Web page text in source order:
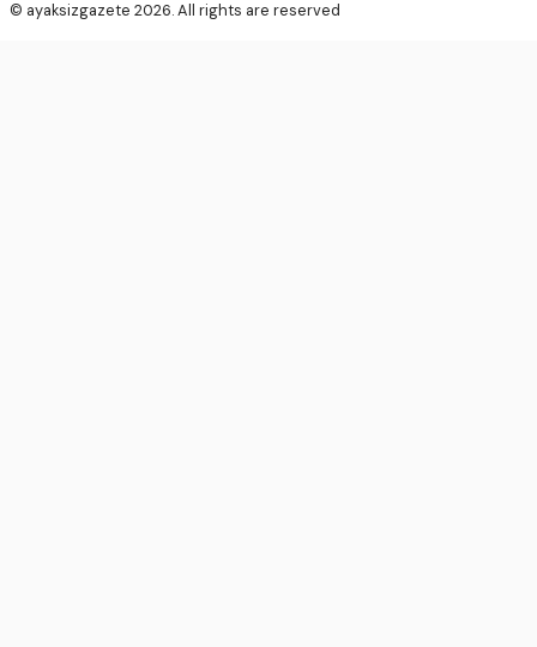
© ayaksizgazete 2026. All rights are reserved